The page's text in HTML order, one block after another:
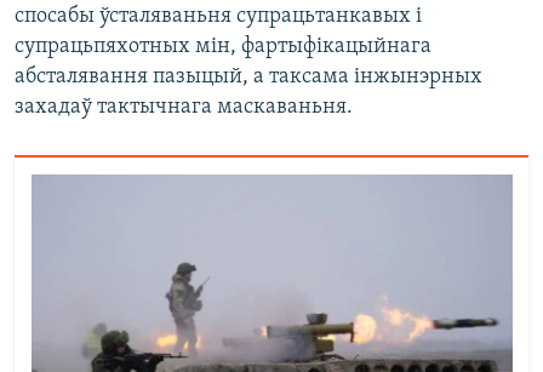
спосабы ўсталяваньня супрацьтанкавых і
супрацьпяхотных мін, фартыфікацыйнага
абсталявання пазыцый, а таксама інжынэрных
захадаў тактычнага маскаваньня.